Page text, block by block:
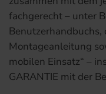
fachgerecht – unter
Montageanleitung
mobilen Einsatz“ –
GARANTIE mit der